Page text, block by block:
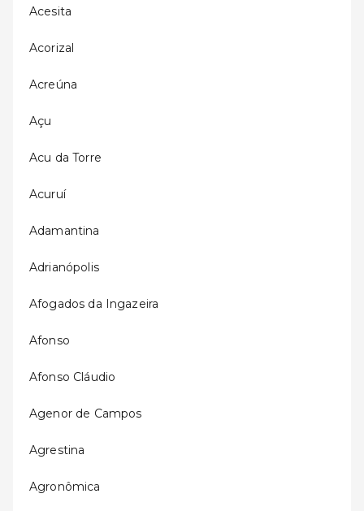
Acesita
Acorizal
Acreúna
Açu
Acu da Torre
Acuruí
Adamantina
Adrianópolis
Afogados da Ingazeira
Afonso
Afonso Cláudio
Agenor de Campos
Agrestina
Agronômica